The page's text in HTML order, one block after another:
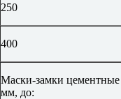
250
400
Маски-замки
мм, до: